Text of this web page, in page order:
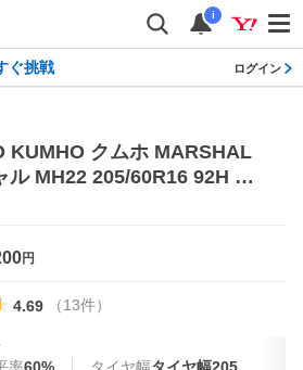
i
ぐ挑戦 ログイン
KUMHO クムホ MARSHAL
ル MH22 205/60R16 92H オ
円
4.69 （13件）